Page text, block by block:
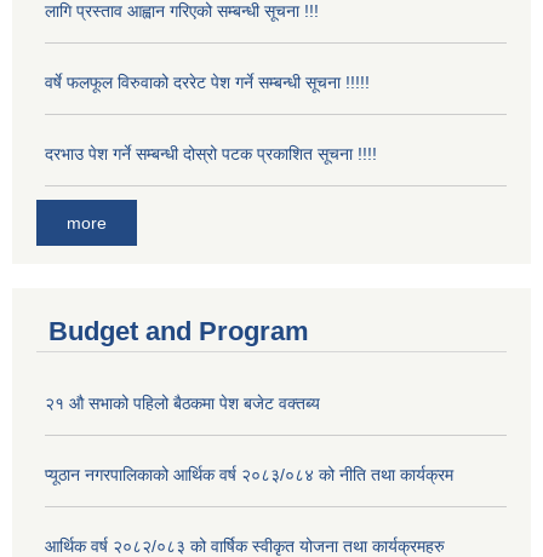
लागि प्रस्ताव आह्वान गरिएको सम्बन्धी सूचना !!!
वर्षे फलफूल विरुवाको दररेट पेश गर्ने सम्बन्धी सूचना !!!!!
दरभाउ पेश गर्ने सम्बन्धी दोस्रो पटक प्रकाशित सूचना !!!!
more
Budget and Program
२१ औ सभाको पहिलो बैठकमा पेश बजेट वक्तब्य
प्यूठान नगरपालिकाको आर्थिक वर्ष २०८३/०८४ को नीति तथा कार्यक्रम
आर्थिक वर्ष २०८२/०८३ को वार्षिक स्वीकृत योजना तथा कार्यक्रमहरु